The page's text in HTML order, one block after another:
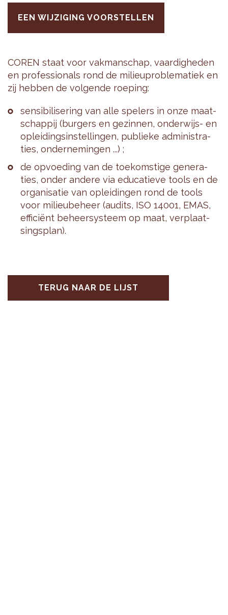
EEN WIJZIGING VOORSTELLEN
COREN staat voor vak­man­schap, vaar­dig­he­den
en pro­fes­si­o­nals rond de mi­li­eu­pro­ble­ma­tiek en
zij heb­ben de vol­gen­de roe­ping:
sen­si­bi­li­se­ring van alle spe­lers in onze maat­
schap­pij (bur­gers en ge­zin­nen, on­der­wijs- en
op­lei­dings­in­stel­lin­gen, pu­blie­ke ad­mi­ni­stra­
ties, on­der­ne­min­gen ...) ;
de op­voe­ding van de toe­kom­sti­ge ge­ne­ra­
ties, onder an­de­re via edu­ca­tie­ve tools en de
or­ga­ni­sa­tie van op­lei­din­gen rond de tools
voor mi­li­eu­be­heer (au­dits, ISO 14001, EMAS,
ef­fi­ciënt be­heer­sys­teem op maat, ver­plaat­
sings­plan).
TERUG NAAR DE LIJST